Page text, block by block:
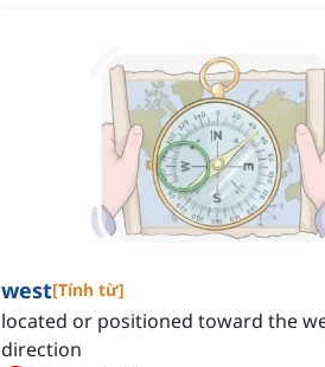
west[Tính từ]
located or positioned toward the
direction